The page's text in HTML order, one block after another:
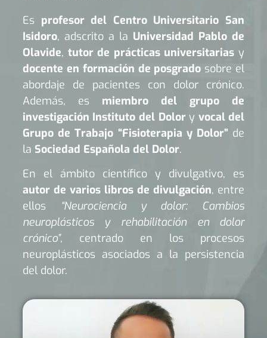
Es profesor del Centro Universitario San
Isidoro, adscrito a la Universidad Pablo de
Olavide, tutor de prácticas universitarias y
docente en formación de posgrado sobre el
abordaje de pacientes con dolor crónico.
Además, es miembro del grupo de
investigación Instituto del Dolory vocal del
Grupo de Trabajo “Fisioterapia y Dolor” de
la Sociedad Española del Dolor.
En el ámbito científico y divulgativo, es
autor de varios libros de divulgación, entre
ellos “Neurociencia y dolor: Cambios
neuroplásticos y rehabilitación en dolor
crónico”, centrado en los procesos
neuroplásticos asociados a la persistencia
del dolor.